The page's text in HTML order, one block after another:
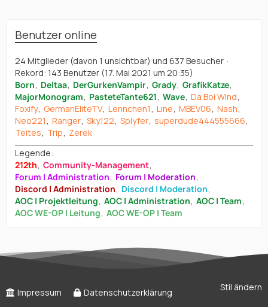
Benutzer online
24 Mitglieder (davon 1 unsichtbar) und 637 Besucher
Rekord: 143 Benutzer (17. Mai 2021 um 20:35)
Born
Deltaa DerGurkenVampir Grady GrafikKatze
MajorMonogram
PasteteTante621 Wave Da Boi Wind
Foxify GermanEliteTV Lennchen1 Line MBEV06 Nash
Neo221
Ranger Sky122 Splyfer superdude444555666
Teites
Trip
Zerek
Legende
212th Community-Management
Forum | Administration
Forum | Moderation
Discord | Administration
Discord | Moderation
AOC | Projektleitung AOC | Administration AOC | Team
AOC WE-OP | Leitung AOC WE-OP | Team
Stil ändern
Impressum Datenschutzerklärung